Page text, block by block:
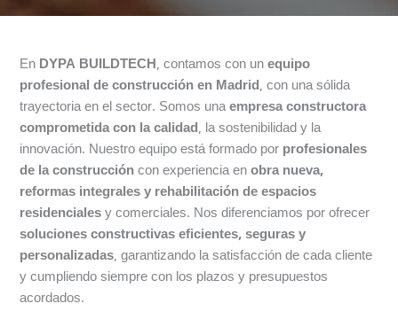
En DYPA BUILDTECH, contamos con un equipo
profesional de construcción en Madrid, con una sólida
trayectoria en el sector. Somos unaempresa constructora
comprometida con la calidad, la sostenibilidad y la
innovación. Nuestro equipo está formado por profesionales
de la construccióncon experiencia en obra nueva,
reformas integrales y rehabilitación de espacios
residencialesy comerciales. Nos diferenciamos por ofrecer
soluciones constructivas eficientes, seguras y
personalizadas, garantizando la satisfacción de cada cliente
y cumpliendo siempre con los plazos y presupuestos
acordados.